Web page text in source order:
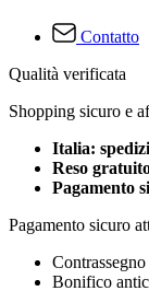
Contatto
Qualità verificata
Shopping sicuro e
Italia:
Reso
Pagamento
Pagamento sicuro
Contrassegno
Bonifico